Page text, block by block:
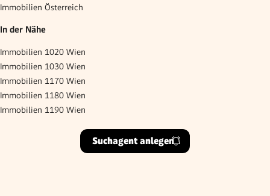
Immobilien Österreich
In der Nähe
Immobilien 1020 Wien
Immobilien 1030 Wien
Immobilien 1170 Wien
Immobilien 1180 Wien
Immobilien 1190 Wien
Suchagent anlegen